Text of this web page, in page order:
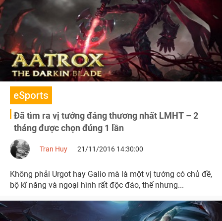
eSports
Đã tìm ra vị tướng đáng thương nhất LMHT – 2
tháng được chọn đúng 1 lần
Tran Huy 21/11/2016 14:30:00
Không phải Urgot hay Galio mà là một vị tướng có chủ đề,
bộ kĩ năng và ngoại hình rất độc đáo, thế nhưng...